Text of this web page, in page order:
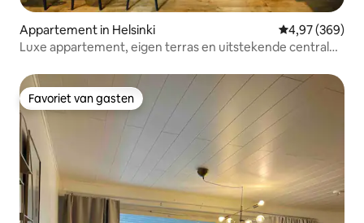
Appartement in Helsinki Gemiddelde
4,97 (369)
Luxe appartement, eigen terras en uitstekende centrale
Favoriet van gasten
Favoriet van gasten